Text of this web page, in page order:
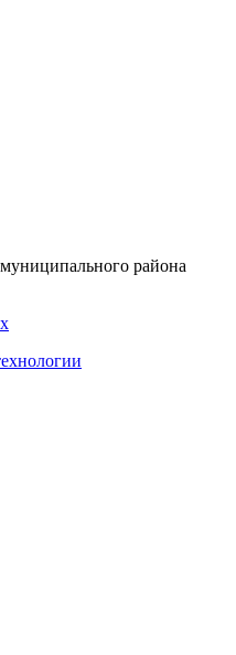
района